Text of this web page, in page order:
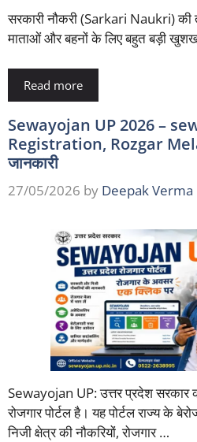
सरकारी नौकरी (Sarkari Naukri) की
माताओं और बहनों के लिए बहुत बड़ी
Read more
Sewayojan UP 2026 –
Registration, Rozgar
जानकारी
27/05/2026 by Deepak Verma
Sewayojan UP: उत्तर प्रदेश
रोजगार पोर्टल है। यह पोर्टल राज्य के
निजी क्षेत्र की नौकरियों, रोजगार …